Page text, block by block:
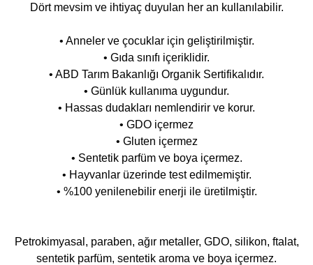
Dört mevsim ve ihtiyaç duyulan her an kullanılabilir.
• Anneler ve çocuklar için geliştirilmiştir.
• Gıda sınıfı içeriklidir.
• ABD Tarım Bakanlığı Organik Sertifikalıdır.
• Günlük kullanıma uygundur.
• Hassas dudakları nemlendirir ve korur.
• GDO içermez
• Gluten içermez
• Sentetik parfüm ve boya içermez.
• Hayvanlar üzerinde test edilmemiştir.
• %100 yenilenebilir enerji ile üretilmiştir.
Petrokimyasal, paraben, ağır metaller, GDO, silikon, ftalat,
sentetik parfüm, sentetik aroma ve boya içermez.